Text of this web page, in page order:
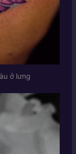
ở lưng